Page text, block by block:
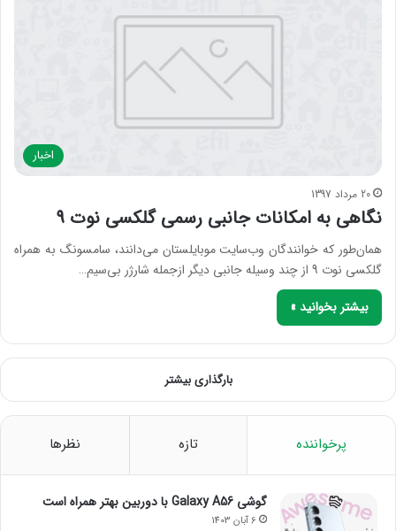
اخبار
20 مرداد 1397
نگاهی به امکانات جانبی رسمی گلکسی نوت 9
همان‌طور که خوانندگان وب‌سایت موبایلستان می‌دانند، سامسونگ به همراه
گلکسی نوت 9 از چند وسیله جانبی دیگر ازجمله شارژر بی‌سیم…
بیشتر بخوانید »
بارگذاری بیشتر
پرخواننده تازه نظرها
گوشی Galaxy A56 با دوربین بهتر همراه است
6 آبان 1403